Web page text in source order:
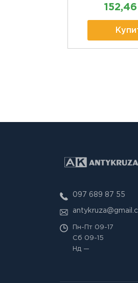
097 689 87 55
Пн-Пт 09-17
Сб 09-15
Нд —